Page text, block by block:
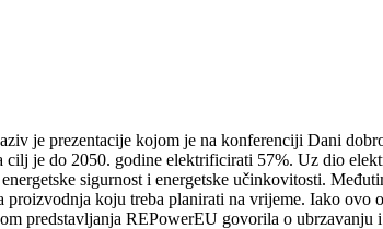
je prezentacije kojom je na konferenciji Dani
je do 2050. godine elektrificirati 57%. Uz dio
sigurnost i energetske učinkovitosti.
koju treba planirati na vrijeme. Iako
predstavljanja REPowerEU govorila o